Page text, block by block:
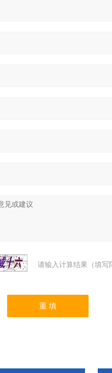
请输入计算结果（填写